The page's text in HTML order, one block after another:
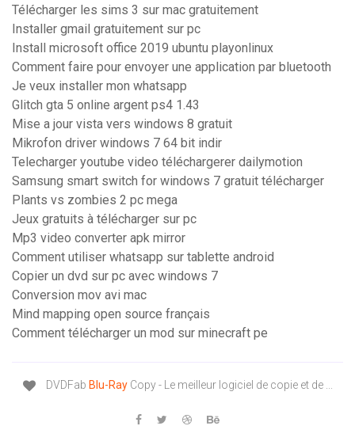
Télécharger les sims 3 sur mac gratuitement
Installer gmail gratuitement sur pc
Install microsoft office 2019 ubuntu playonlinux
Comment faire pour envoyer une application par bluetooth
Je veux installer mon whatsapp
Glitch gta 5 online argent ps4 1.43
Mise a jour vista vers windows 8 gratuit
Mikrofon driver windows 7 64 bit indir
Telecharger youtube video téléchargerer dailymotion
Samsung smart switch for windows 7 gratuit télécharger
Plants vs zombies 2 pc mega
Jeux gratuits à télécharger sur pc
Mp3 video converter apk mirror
Comment utiliser whatsapp sur tablette android
Copier un dvd sur pc avec windows 7
Conversion mov avi mac
Mind mapping open source français
Comment télécharger un mod sur minecraft pe
DVDFab Blu-RayCopy - Le meilleur logiciel de copie et de ...